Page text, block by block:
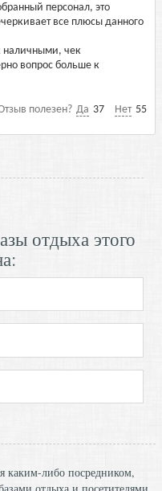
персонал, это
все плюсы данного
наличными, чек
вопрос больше к
полезен? Да 37 Нет 55
отдыха этого
каким-либо посредником,